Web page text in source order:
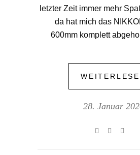
letzter Zeit immer mehr
da hat mich das
600mm komplett
28. Januar